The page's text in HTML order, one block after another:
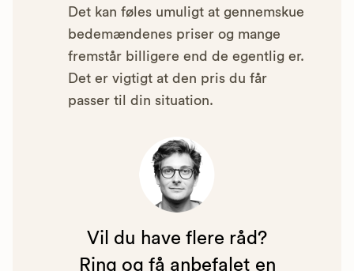
Det kan føles umuligt at gennemskue
bedemændenes priser og mange
fremstår billigere end de egentlig er.
Det er vigtigt at den pris du får
passer til din situation.
Vil du have flere råd?
Ring og få anbefalet en